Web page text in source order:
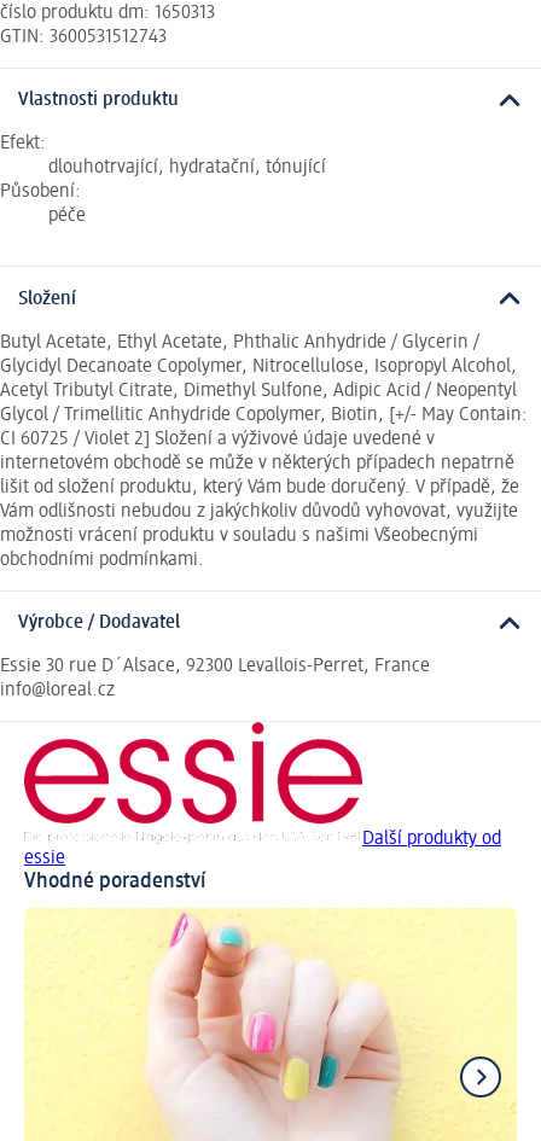
číslo produktu dm: 1650313
GTIN: 3600531512743
Vlastnosti produktu
Efekt:
dlouhotrvající, hydratační, tónující
Působení:
péče
Složení
Butyl Acetate, Ethyl Acetate, Phthalic Anhydride / Glycerin /
Glycidyl Decanoate Copolymer, Nitrocellulose, Isopropyl Alcohol,
Acetyl Tributyl Citrate, Dimethyl Sulfone, Adipic Acid / Neopentyl
Glycol / Trimellitic Anhydride Copolymer, Biotin, [+/- May Contain:
CI 60725 / Violet 2] Složení a výživové údaje uvedené v
internetovém obchodě se může v některých případech nepatrně
lišit od složení produktu, který Vám bude doručený. V případě, že
Vám odlišnosti nebudou z jakýchkoliv důvodů vyhovovat, využijte
možnosti vrácení produktu v souladu s našimi Všeobecnými
obchodními podmínkami.
Výrobce / Dodavatel
Essie 30 rue D´Alsace, 92300 Levallois-Perret, France
info@loreal.cz
Další produkty od
essie
Vhodné poradenství